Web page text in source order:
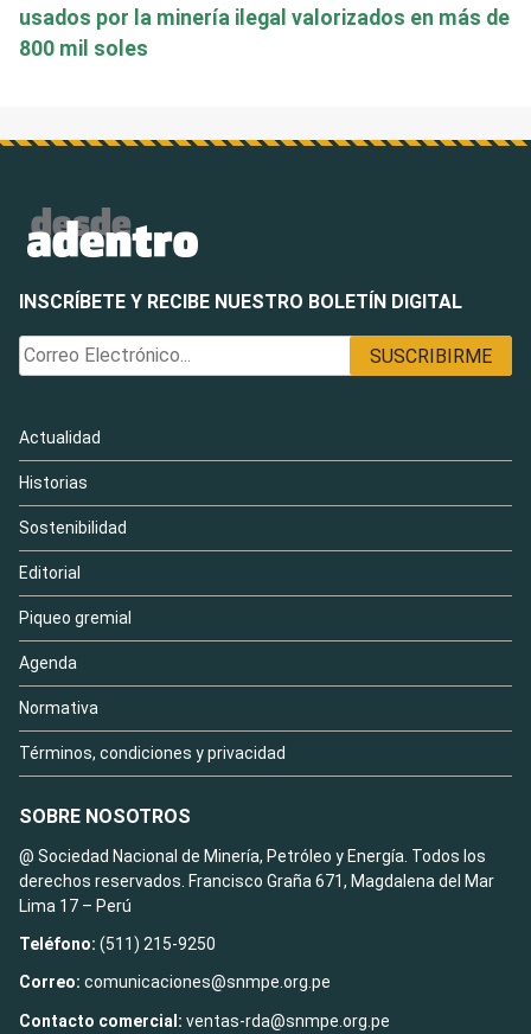
usados por la minería ilegal valorizados en más de
800 mil soles
INSCRÍBETE Y RECIBE NUESTRO BOLETÍN DIGITAL
Actualidad
Historias
Sostenibilidad
Editorial
Piqueo gremial
Agenda
Normativa
Términos, condiciones y privacidad
SOBRE NOSOTROS
@ Sociedad Nacional de Minería, Petróleo y Energía. Todos los
derechos reservados. Francisco Graña 671, Magdalena del Mar
Lima 17 – Perú
Teléfono: (511) 215-9250
Correo: comunicaciones@snmpe.org.pe
Contacto comercial: ventas-rda@snmpe.org.pe